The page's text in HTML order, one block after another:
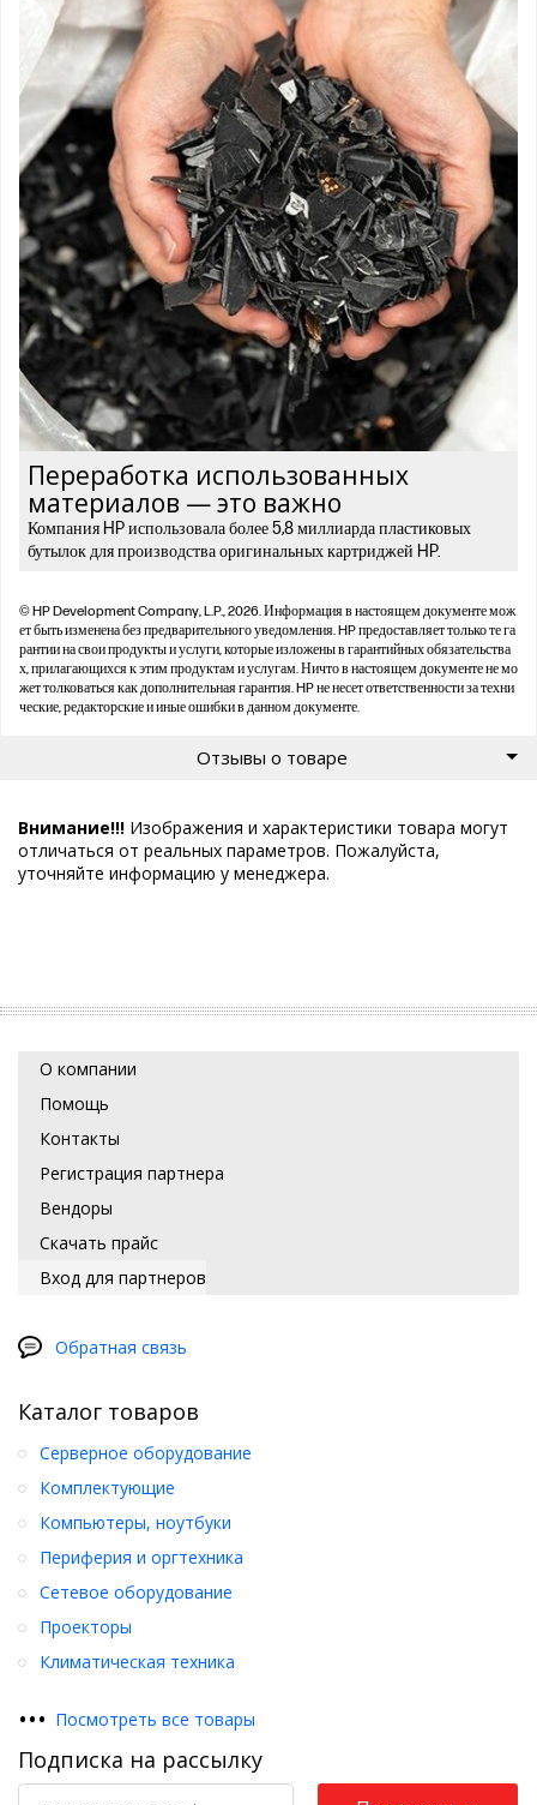
Переработка использованных
материалов — это важно
Компания HP использовала более 5,8 миллиарда пластиковых
бутылок для производства оригинальных картриджей HP.
© HP Development Company, L.P., 2026. Информация в настоящем документе мож
ет быть изменена без предварительного уведомления. HP предоставляет только те га
рантии на свои продукты и услуги, которые изложены в гарантийных обязательства
х, прилагающихся к этим продуктам и услугам. Ничто в настоящем документе не мо
жет толковаться как дополнительная гарантия. HP не несет ответственности за техни
ческие, редакторские и иные ошибки в данном документе.
Отзывы о товаре
Внимание!!! Изображения и характеристики товара могут
отличаться от реальных параметров. Пожалуйста,
уточняйте информацию у менеджера.
О компании
Помощь
Контакты
Регистрация партнера
Вендоры
Скачать прайс
Вход для партнеров
Обратная связь
Каталог товаров
Серверное оборудование
Комплектующие
Компьютеры, ноутбуки
Периферия и оргтехника
Сетевое оборудование
Проекторы
Климатическая техника
••• Посмотреть все товары
Подписка на рассылку